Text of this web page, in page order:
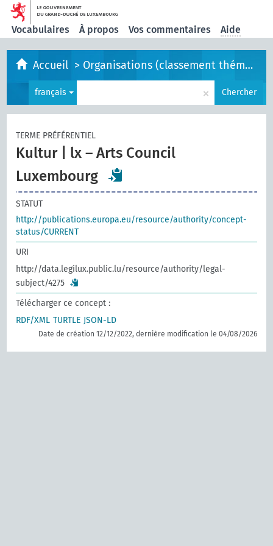
Vocabulaires À propos Vos commentaires Aide
Accueil > Organisations (classement thématique)
français × Chercher
TERME PRÉFÉRENTIEL
Kultur | lx – Arts Council
Luxembourg
STATUT
http://publications.europa.eu/resource/authority/concept-
status/CURRENT
URI
http://data.legilux.public.lu/resource/authority/legal-
subject/4275
Télécharger ce concept :
RDF/XML TURTLE JSON-LD
Date de création 12/12/2022, dernière modification le 04/08/2026